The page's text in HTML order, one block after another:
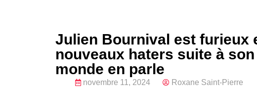
Julien Bournival est furieux
nouveaux haters suite à
monde en parle
novembre 11, 2024
Roxane Saint-Pierre